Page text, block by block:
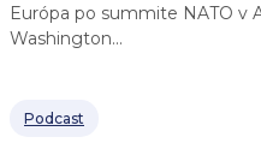
Európa po summite NATO v
Washington...
Podcast